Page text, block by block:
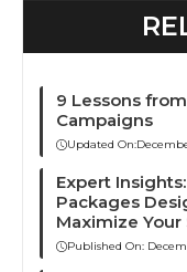
9 Lessons
Campaigns
Updated On:
Expert
Packages
Maximize
Published On: